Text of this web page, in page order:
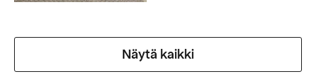
Näytä kaikki